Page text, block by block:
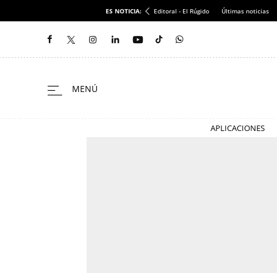
ES NOTICIA: Editoral - El Rúgido Últimas noticias
APLICACIONES